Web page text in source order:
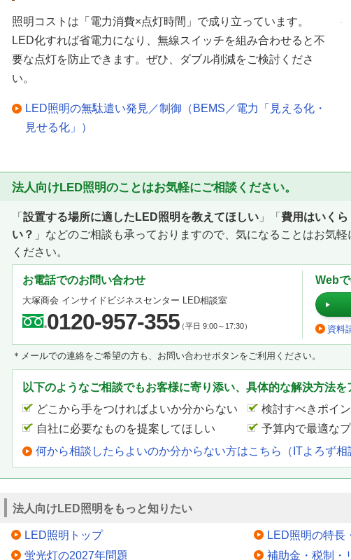
照明コストは「電力消費×点灯時間」で成り立っています。
LED化すれば省電力になり、無線スイッチを組み合わせると不
要な点灯を防止できます。ぜひ、ダブル削減をご検討くださ
い。
LED照明の無駄遣い発見／制御（BEMS／電力「見える化・
見せる化」）
法人向けLED照明のことはお気軽にご相談ください。
「 設置する場所に適したLED照明を教えてほしい 」「 費用はいくら
い？ 」などのご相談も承っておりますので、気になることはお気軽
ください。
お電話でのお問い合わせ
大塚商会 インサイドビジネスセンター LED相談室
0120-957-355（平日 9:00～17:30）
Web
資料
＊メールでの連絡をご希望の方も、お問い合わせボタンをご利用ください。
以下のようなご相談でもお客様に寄り添い、具体的な解決方法を
どこから手をつければよいか分からない
検討すべきポイ
自社に必要なものを提案してほしい
予算内で最適な
何から相談したらよいのか分からない方はこちら（ITよろず相
法人向けLED照明をもっと知りたい
LED照明トップ
蛍光灯の2027年問題
LED照明の特長
補助金・税制・